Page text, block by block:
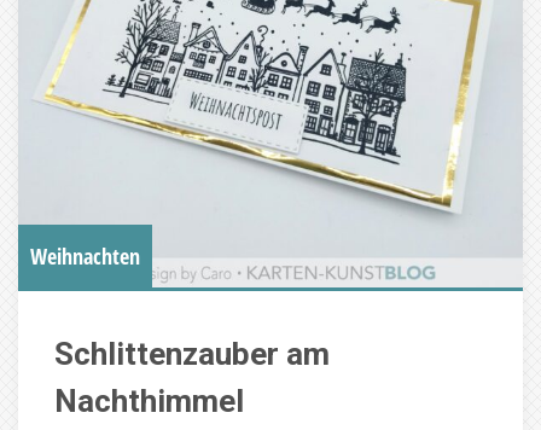
Weihnachten
Schlittenzauber am
Nachthimmel